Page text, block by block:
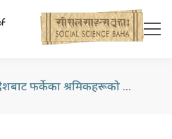
विदेशबाट फर्केका श्रमिकहरूको पनि सुधारिएन जीवन